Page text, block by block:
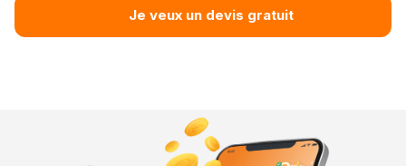
Je veux un devis gratuit